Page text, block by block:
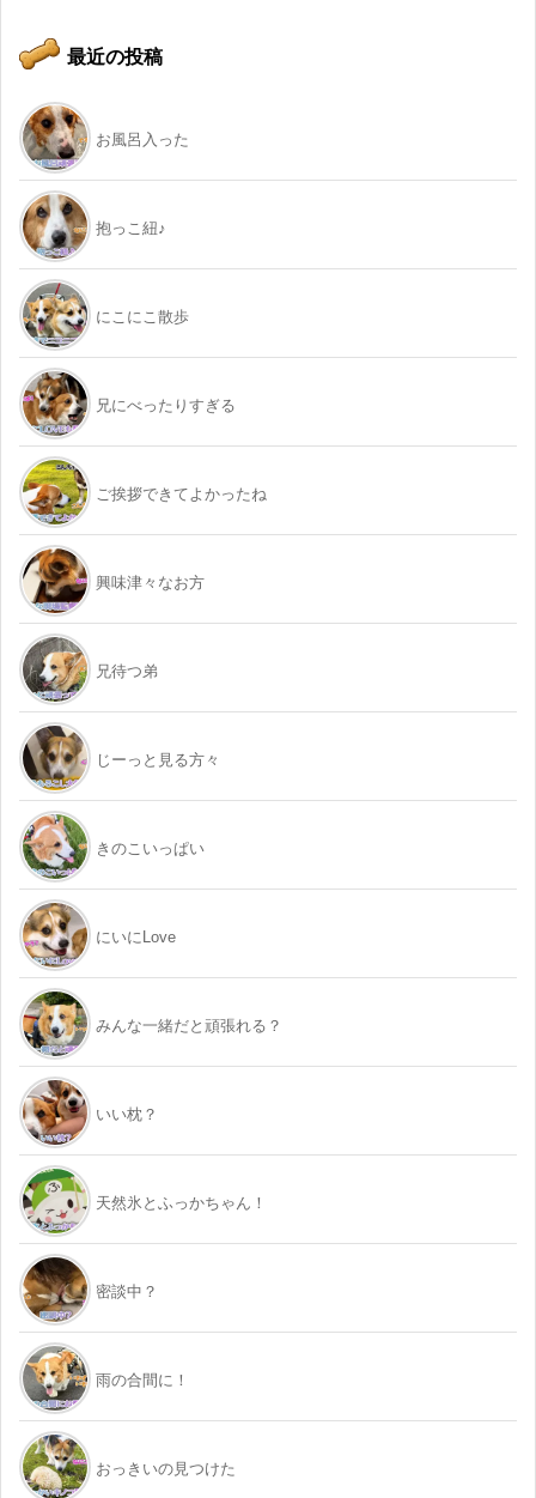
最近の投稿
お風呂入った
抱っこ紐♪
にこにこ散歩
兄にべったりすぎる
ご挨拶できてよかったね
興味津々なお方
兄待つ弟
じーっと見る方々
きのこいっぱい
にいにLove
みんな一緒だと頑張れる？
いい枕？
天然氷とふっかちゃん！
密談中？
雨の合間に！
おっきいの見つけた